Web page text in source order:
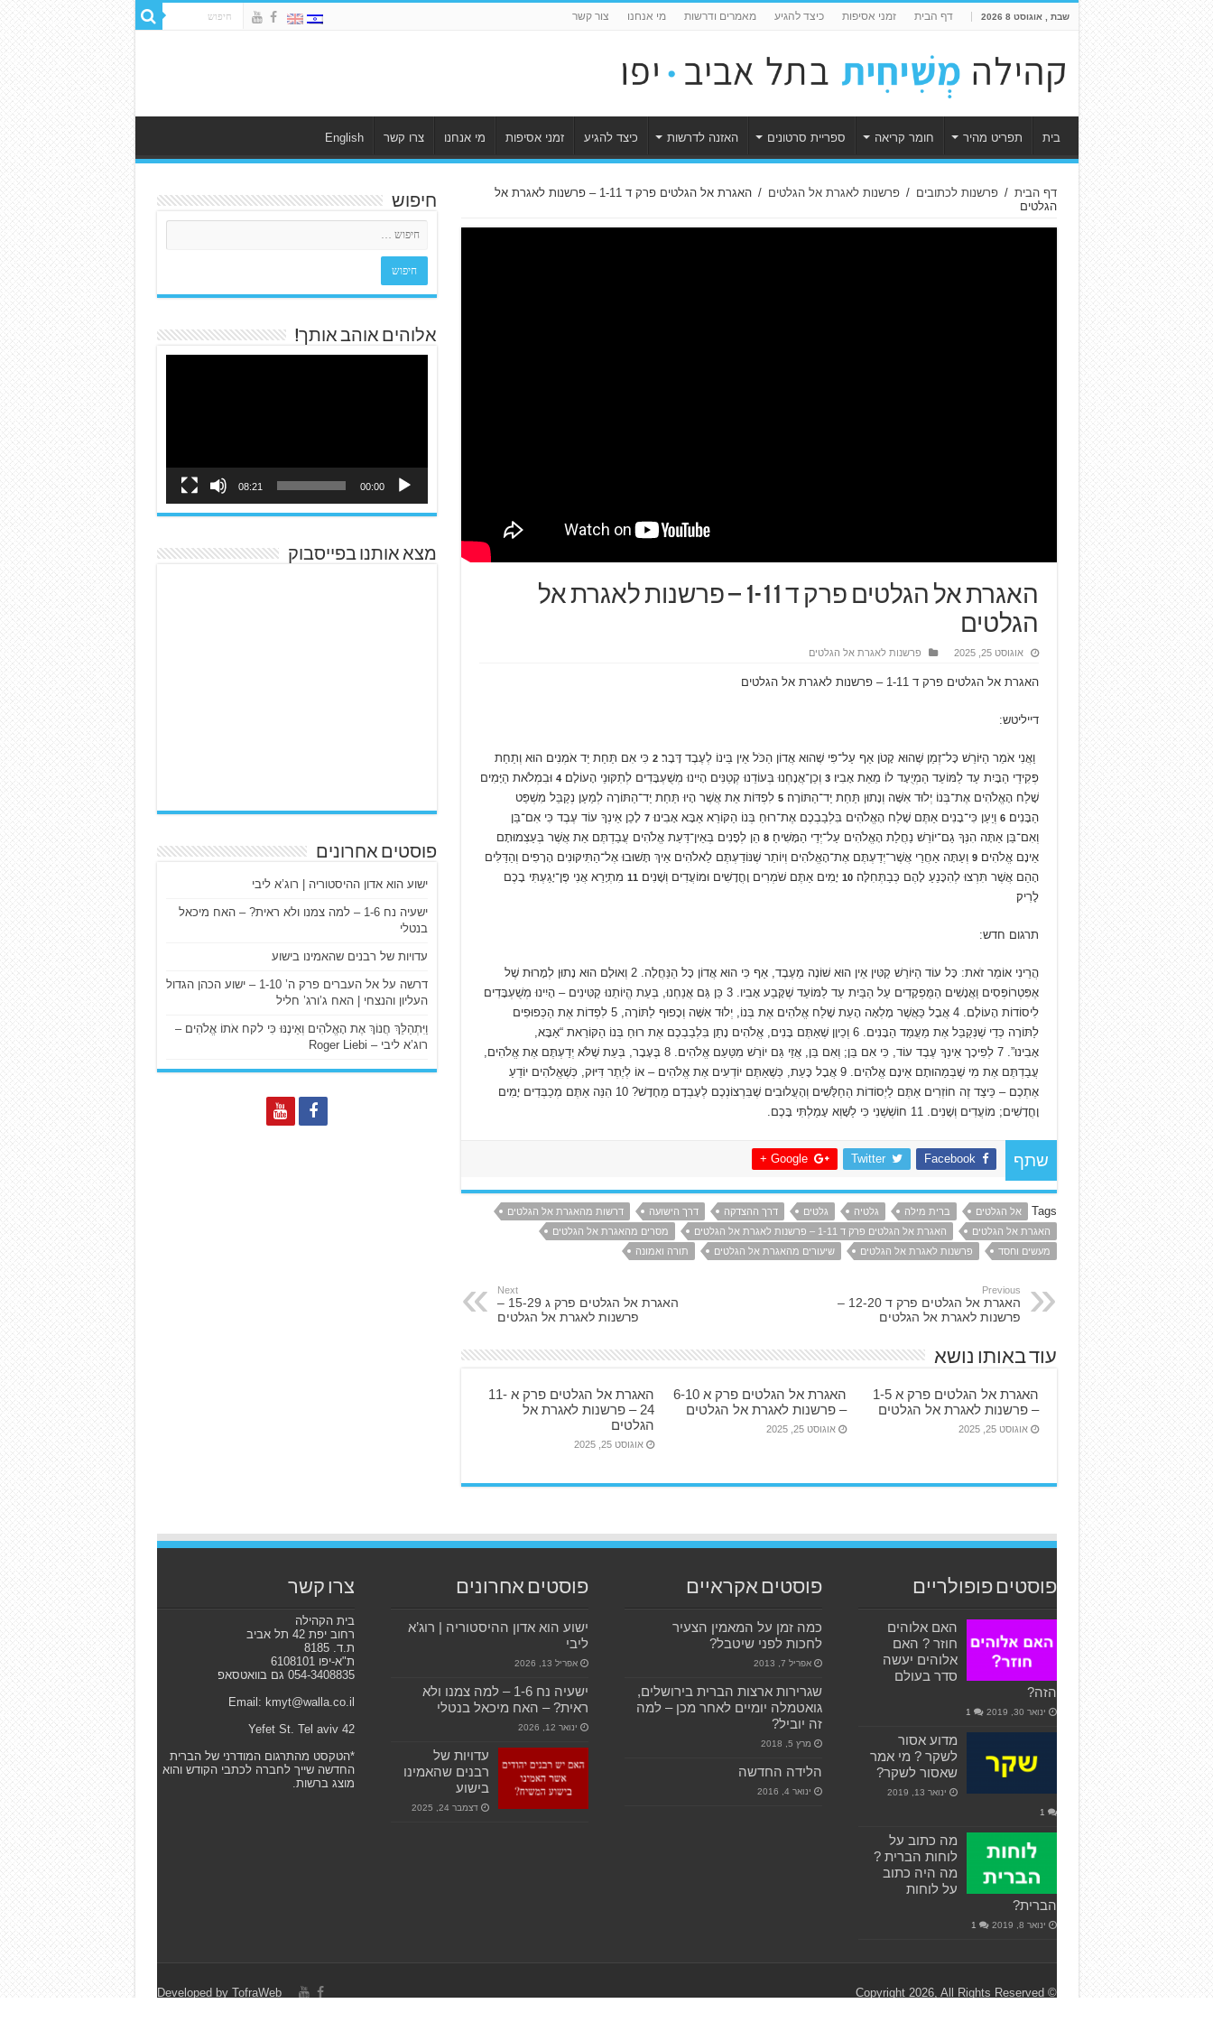
שבת , אוגוסט 8 2026 דף הבית זמני אסיפות כיצד להגיע מאמרים ודרשות מי אנחנו צור קשר
בית תפריט מהיר חומר קריאה ספריית סרטונים האזנה לדרשות כיצד להגיע זמני אסיפות מי אנחנו צרו קשר English
דף הבית / פרשנות לכתובים / פרשנות לאגרת אל הגלטים /
האגרת אל הגלטים פרק ד 1-11 – פרשנות לאגרת אל
הגלטים
האגרת אל הגלטים פרק ד 1-11 – פרשנות לאגרת אל
הגלטים
אוגוסט 25, 2025 פרשנות לאגרת אל הגלטים
האגרת אל הגלטים פרק ד 1-11 – פרשנות לאגרת אל הגלטים
דייליטש:
וַאֲנִי אֹמֵר הַיּוֹרֵשׁ כָּל־זְמַן שֶׁהוּא קָטֹן אַף עַל־פִּי שֶׁהוּא אֲדוֹן הַכֹּל אֵין בֵּינוֹ לְעֶבֶד דָּבָר׃2 כִּי אִם תַּחַת יַד אֹמְנִים הוּא וְתַחַת
פְּקִידֵי הַבָּיִת עַד לַמּוֹעֵד הַמְיֻעָד לוֹ מֵאֵת אָבִיו׃3 וְכֵן־אֲנָחְנוּ בְּעוֹדֵנוּ קְטַנִּים הָיִינוּ מְשֻׁעְבָּדִים לְתִקּוּנֵי הָעוֹלָם׃4 וּבִמְלֹאת הַיָּמִים
שָׁלַח הָאֱלֹהִים אֶת־בְּנוֹ יְלוּד אִשָּׁה וְנָתוּן תַּחַת יַד־הַתּוֹרָה׃5 לִפְדּוֹת אֵת אֲשֶׁר הָיוּ תַּחַת יַד־הַתּוֹרָה לְמַעַן נְקַבֵּל מִשְׁפַּט
הַבָּנִים׃6 וְיַעַן כִּי־בָנִים אַתֶּם שָׁלַח הָאֱלֹהִים בִּלְבַבְכֶם אֶת־רוּחַ בְּנוֹ הַקּוֹרֵא אַבָּא אָבִינוּ׃7 לָכֵן אֵינְךָ עוֹד עֶבֶד כִּי אִם־בֵּן
וְאִם־בֵּן אַתָּה הִנְּךָ גַם־יוֹרֵשׁ נַחֲלַת הָאֱלֹהִים עַל־יְדֵי הַמָּשִׁיחַ׃8 הֵן לְפָנִים בְּאֵין־דַּעַת אֱלֹהִים עֲבַדְתֶּם אֵת אֲשֶׁר בְּעַצְמוּתָם
אֵינָם אֱלֹהִים׃9 וְעַתָּה אַחֲרֵי אֲשֶׁר־יְדַעְתֶּם אֶת־הָאֱלֹהִים וְיוֹתֵר שֶׁנּוֹדַעְתֶּם לֵאלֹהִים אֵיךְ תָּשׁוּבוּ אֶל־הַתִּיקּוּנִים הָרָפִים וְהַדַּלִּים
הָהֵם אֲשֶׁר תִּרְצוּ לְהִכָּנֵעַ לָהֶם כְּבַתְּחִלָּה׃10 יָמִים אַתֶּם שֹׁמְרִים וָחֳדָשִׁים וּמוֹעֲדִים וְשָׁנִים׃ 11 מִתְיָרֵא אֲנִי פֶּן־יָגַעְתִּי בָכֶם
לָרִיק׃
תרגום חדש:
הֲרֵינִי אוֹמֵר זֹאת: כָּל עוֹד הַיּוֹרֵשׁ קַטִּין אֵין הוּא שׁוֹנֶה מֵעֶבֶד, אַף כִּי הוּא אֲדוֹן כָּל הַנַּחֲלָה. 2 וְאוּלָם הוּא נָתוּן לְמָרוּת שֶׁל
אֶפִּטְרוֹפְּסִים וַאֲנָשִׁים הַמֻּפְקָדִים עַל הַבַּיִת עַד לַמּוֹעֵד שֶׁקָּבַע אָבִיו. 3 כֵּן גַּם אֲנַחְנוּ, בְּעֵת הֱיוֹתֵנוּ קַטִּינִים – הָיִינוּ מְשֻׁעְבָּדִים
לִיסוֹדוֹת הָעוֹלָם. 4 אֲבָל כַּאֲשֶׁר מָלְאָה הָעֵת שָׁלַח אֱלֹהִים אֶת בְּנוֹ, יְלוּד אִשָּׁה וְכָפוּף לַתּוֹרָה, 5 לִפְדוֹת אֶת הַכְּפוּפִים
לַתּוֹרָה כְּדֵי שֶׁנְּקַבֵּל אֶת מַעֲמַד הַבָּנִים. 6 וְכֵיוָן שֶׁאַתֶּם בָּנִים, אֱלֹהִים נָתַן בִּלְבַבְכֶם אֶת רוּחַ בְּנוֹ הַקּוֹרֵאת “אַבָּא,
אָבִינוּ”. 7 לְפִיכָך אֵינְךָ עֶבֶד עוֹד, כִּי אִם בֵּן; וְאִם בֵּן, אֲזַי גַּם יוֹרֵשׁ מִטַּעַם אֱלֹהִים. 8 בֶּעָבָר, בְּעֵת שֶׁלֹּא יְדַעְתֶּם אֶת אֱלֹהִים,
עֲבַדְתֶּם אֶת מִי שֶׁבְּמַהוּתָם אֵינָם אֱלֹהִים. 9 אֲבָל כָּעֵת, כְּשֶׁאַתֶּם יוֹדְעִים אֶת אֱלֹהִים – אוֹ לְיֶתֶר דִּיּוּק, כְּשֶׁאֱלֹהִים יוֹדֵעַ
אֶתְכֶם – כֵּיצַד זֶה חוֹזְרִים אַתֶּם לַיְסוֹדוֹת הַחַלָּשִׁים וְהָעֲלוּבִים שֶׁבִּרְצוֹנְכֶם לְעָבְדָם מֵחָדָשׁ? 10 הִנֵּה אַתֶּם מְכַבְּדִים יָמִים
וָחֳדָשִׁים; מוֹעֲדִים וְשָׁנִים. 11 חוֹשְׁשַׁנִי כִּי לַשָּׁוְא עָמַלְתִּי בָּכֶם.
שתף Facebook
Twitter
Google +
Tags אל הגלטים ברית מילה גלטיה גלטים דרך ההצדקה דרך הישועה
דרשות מהאגרת אל הגלטים
האגרת אל הגלטים
האגרת אל הגלטים פרק ד 1-11 – פרשנות לאגרת אל הגלטים
מסרים מהאגרת אל הגלטים
מעשים וחסד
פרשנות לאגרת אל הגלטים שיעורים מהאגרת אל הגלטים תורה ואמונה
Previous
האגרת אל הגלטים פרק ד 12-20 –
פרשנות לאגרת אל הגלטים
Next
האגרת אל הגלטים פרק ג 15-29 –
פרשנות לאגרת אל הגלטים
עוד באותו נושא
האגרת אל הגלטים פרק א 1-5
– פרשנות לאגרת אל הגלטים
אוגוסט 25, 2025
האגרת אל הגלטים פרק א 6-10
– פרשנות לאגרת אל הגלטים
אוגוסט 25, 2025
האגרת אל הגלטים פרק א 11-
24 – פרשנות לאגרת אל
הגלטים
אוגוסט 25, 2025
חיפוש
אלוהים אוהב אותך!
00:00
08:21
מצא אותנו בפייסבוק
פוסטים אחרונים
ישוע הוא אדון ההיסטוריה | רוג’א ליבי
ישעיה נח 1-6 – למה צמנו ולא ראית? – האח מיכאל
בנטלי
עדויות של רבנים שהאמינו בישוע
דרשה על אל העברים פרק ה’ 1-10 – ישוע הכהן הגדול
העליון והנצחי | האח ג’ורג’ חליל
וַיִּתְהַלֵּךְ חֲנוֹךְ אֶת הָאֱלֹהִים וְאֵינֶנּוּ כִּי לקח אֹתוֹ אֱלֹהִים –
רוג’א ליבי – Roger Liebi
פוסטים פופולריים
האם אלוהים
חוזר ? האם
אלוהים יעשה
סדר בעולם
הזה?
ינואר 30, 2019 1
מדוע אסור
לשקר ? מי אמר
שאסור לשקר?
ינואר 13, 2019
1
מה כתוב על
לוחות הברית ?
מה היה כתוב
על לוחות
הברית?
ינואר 8, 2019 1
פוסטים אקראיים
כמה זמן על המאמין הצעיר
לחכות לפני שיטבל?
אפריל 7, 2013
שגרירות ארצות הברית בירושלים,
גואטמלה יומיים לאחר מכן – למה
זה יוביל?
מרץ 5, 2018
הלידה החדשה
ינואר 4, 2016
פוסטים אחרונים
ישוע הוא אדון ההיסטוריה | רוג’א
ליבי
אפריל 13, 2026
ישעיה נח 1-6 – למה צמנו ולא
ראית? – האח מיכאל בנטלי
ינואר 12, 2026
עדויות של
רבנים שהאמינו
בישוע
דצמבר 24, 2025
צרו קשר
בית הקהילה
רחוב יפת 42 תל אביב
ת.ד. 8185
ת"א-יפו 6108101
054-3408835 גם בוואטסאפ
Email: kmyt@walla.co.il
42 Yefet St. Tel aviv
*הטקסט מהתרגום המודרני של הברית
החדשה שייך לחברה לכתבי הקודש והוא
מוצג ברשות.
Developed by TofraWeb © Copyright 2026, All Rights Reserved